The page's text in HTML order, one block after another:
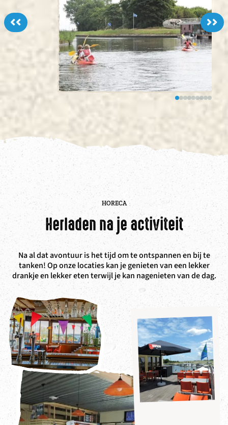
<< >>
HORECA
Herladen na je activiteit
Na al dat avontuur is het tijd om te ontspannen en bij te
tanken! Op onze locaties kan je genieten van een lekker
drankje en lekker eten terwijl je kan nagenieten van de dag.